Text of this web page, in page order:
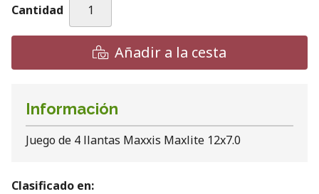
Cantidad
Añadir a la cesta
Información
Juego de 4 llantas Maxxis Maxlite 12x7.0
Clasificado en: